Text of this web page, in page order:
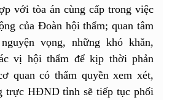
với tòa án cùng cấp trong việc
của Đoàn hội thẩm; quan tâm
vọng, những khó khăn,
vị hội thẩm để kịp thời phản
quan có thẩm quyền xem xét,
trực HĐND tỉnh sẽ tiếp tục phối